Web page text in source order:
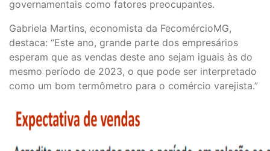
governamentais como fatores preocupantes.
Gabriela Martins, economista da FecomércioMG,
destaca: “Este ano, grande parte dos empresários
esperam que as vendas deste ano sejam iguais às do
mesmo período de 2023, o que pode ser interpretado
como um bom termômetro para o comércio varejista.”